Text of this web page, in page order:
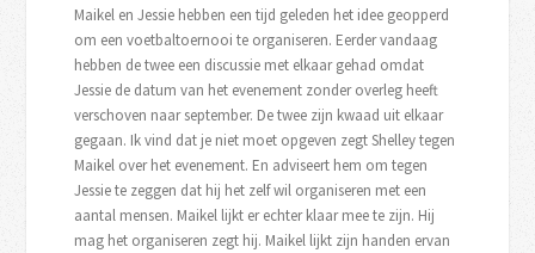
Maikel en Jessie hebben een tijd geleden het idee geopperd
om een voetbaltoernooi te organiseren. Eerder vandaag
hebben de twee een discussie met elkaar gehad omdat
Jessie de datum van het evenement zonder overleg heeft
verschoven naar september. De twee zijn kwaad uit elkaar
gegaan. Ik vind dat je niet moet opgeven zegt Shelley tegen
Maikel over het evenement. En adviseert hem om tegen
Jessie te zeggen dat hij het zelf wil organiseren met een
aantal mensen. Maikel lijkt er echter klaar mee te zijn. Hij
mag het organiseren zegt hij. Maikel lijkt zijn handen ervan